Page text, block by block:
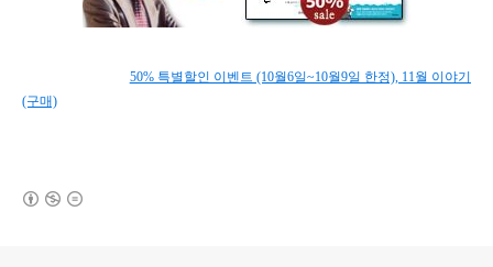
50% 특별할인 이벤트 (10월6일~10월9일 한정), 11월 이야기
(구매)